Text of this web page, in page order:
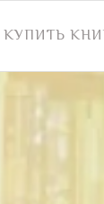
КУПИТЬ